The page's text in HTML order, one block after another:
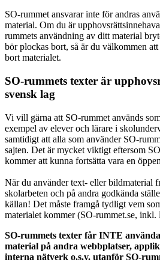
SO-rummet ansvarar inte för andras
material. Om du är
rummets användning av ditt material
bör plockas bort, så är du välkommen
bort materialet.
SO-rummets texter är
svensk lag
Vi vill gärna att SO-rummet används
exempel av elever och lärare i
samtidigt att alla som använder SO-
sajten. Det är mycket viktigt eftersom
kommer att kunna fortsätta vara en
När du använder text- eller bildmaterial
skolarbeten och på andra godkända
källan! Det måste framgå tydligt vem
materialet kommer (SO-rummet.se, inkl.
SO-rummets texter får INTE
material på andra webbplatser,
interna nätverk o.s.v. utanför SO-